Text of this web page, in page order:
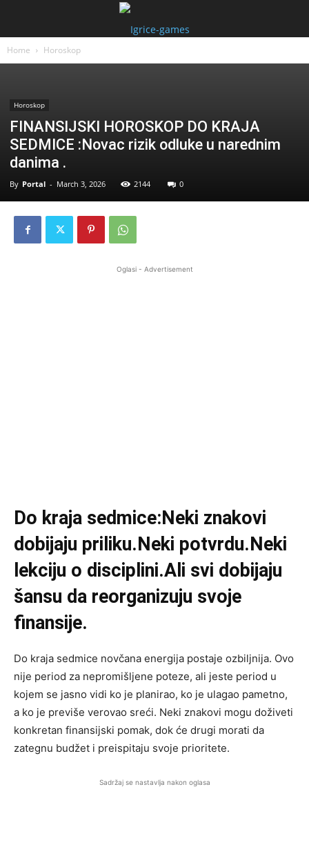
Home Horoskop
Horoskop
FINANSIJSKI HOROSKOP DO KRAJA
SEDMICE :Novac rizik odluke u narednim
danima .
By Portal - March 3, 2026 2144 0
Oglasi - Advertisement
Do kraja sedmice:Neki znakovi
dobijaju priliku.Neki potvrdu.Neki
lekciju o disciplini.Ali svi dobijaju
šansu da reorganizuju svoje
finansije.
Do kraja sedmice novčana energija postaje ozbiljnija. Ovo
nije period za nepromišljene poteze, ali jeste period u
kojem se jasno vidi ko je planirao, ko je ulagao pametno,
a ko je previše verovao sreći. Neki znakovi mogu doživeti
konkretan finansijski pomak, dok će drugi morati da
zategnu budžet i preispitaju svoje prioritete.
Sadržaj se nastavlja nakon oglasa